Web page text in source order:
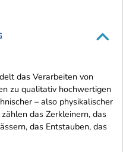
das Verarbeiten von
zu qualitativ hochwertigen
– also physikalischer
das Zerkleinern, das
das Entstauben, das